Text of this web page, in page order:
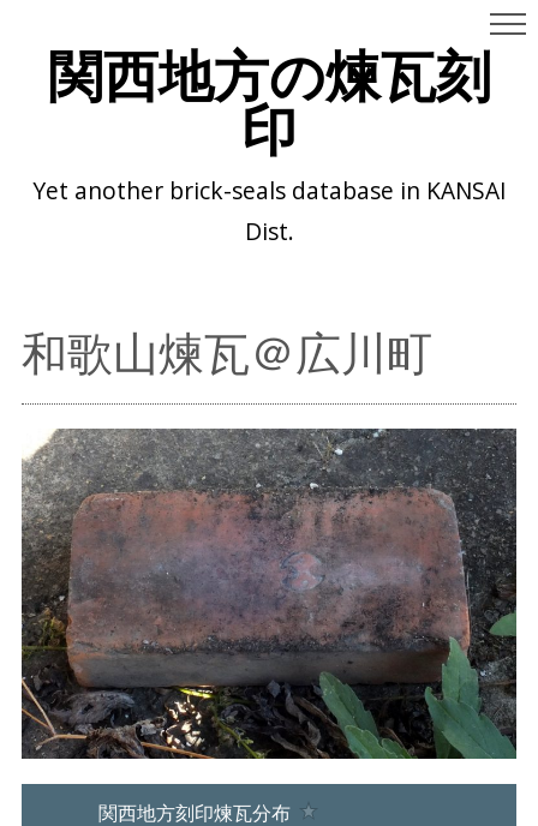
関西地方の煉瓦刻
印
Yet another brick-seals database in KANSAI
Dist.
和歌山煉瓦＠広川町